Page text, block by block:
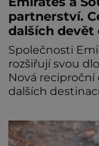
partnerství.
dalších devět
Společnosti
rozšiřují svou
Nová
dalších